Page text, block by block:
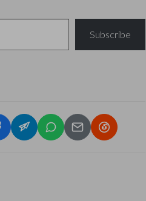
Subscribe